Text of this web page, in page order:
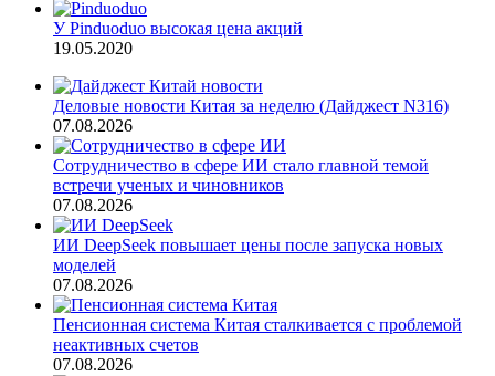
У Pinduoduo высокая цена акций
19.05.2020
Деловые новости Китая за неделю (Дайджест N316)
07.08.2026
Сотрудничество в сфере ИИ стало главной темой
встречи ученых и чиновников
07.08.2026
ИИ DeepSeek повышает цены после запуска новых
моделей
07.08.2026
Пенсионная система Китая сталкивается с проблемой
неактивных счетов
07.08.2026